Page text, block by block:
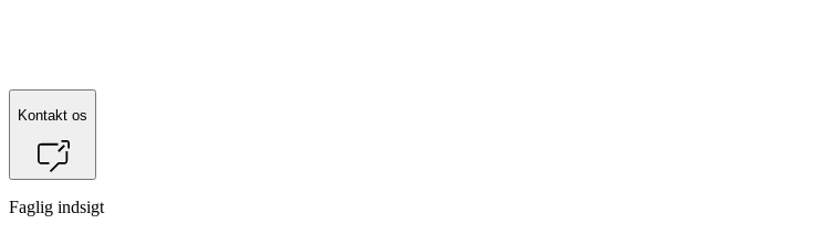
Kontakt os
Faglig indsigt